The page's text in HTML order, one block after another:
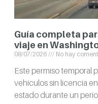
Guía completa
viaje en
08/07/2026 No hay
Este permiso temporal
vehículos sin licencia
estado durante un